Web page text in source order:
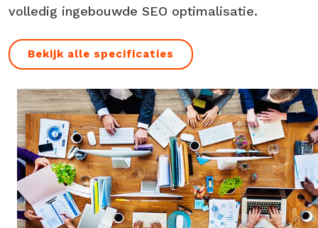
volledig ingebouwde SEO optimalisatie.
Bekijk alle specificaties